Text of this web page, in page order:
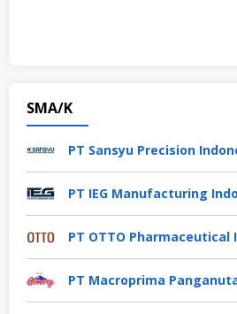
SMA/K
PT Sansyu Precision
PT IEG Manufacturing
PT OTTO Pharmaceutical
PT Macroprima